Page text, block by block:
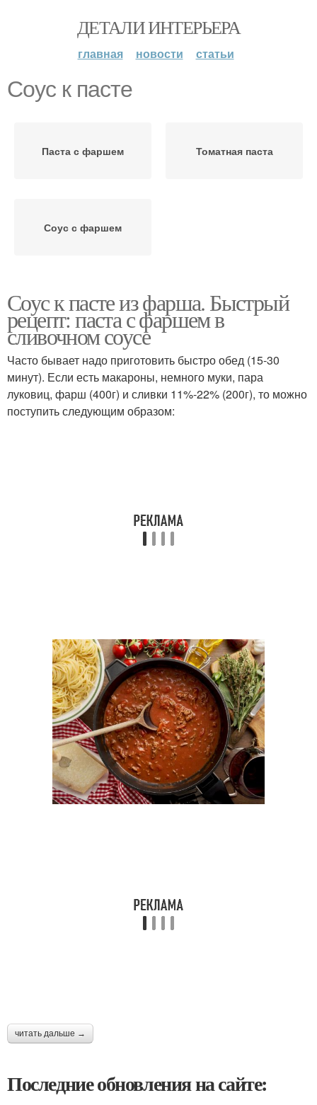
ДЕТАЛИ ИНТЕРЬЕРА
главная новости статьи
Соус к пасте
Паста с фаршем Томатная паста
Соус с фаршем
Соус к пасте из фарша. Быстрый
рецепт: паста с фаршем в
сливочном соусе
Часто бывает надо приготовить быстро обед (15-30
минут). Если есть макароны, немного муки, пара
луковиц, фарш (400г) и сливки 11%-22% (200г), то можно
поступить следующим образом:
читать дальше →
Последние обновления на сайте: